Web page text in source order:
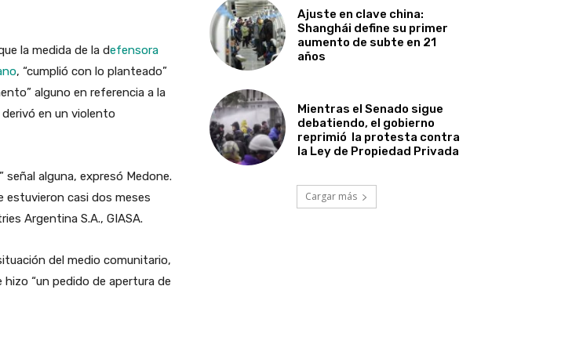
la medida de la defensora
, “cumplió con lo planteado”
alguno en referencia a la
en un violento
alguna, expresó Medone.
estuvieron casi dos meses
Argentina S.A., GIASA.
del medio comunitario,
hizo “un pedido de apertura de
Ajuste en clave china:
Shanghái define su primer
aumento de subte en 21
años
Mientras el Senado sigue
debatiendo, el gobierno
reprimió la protesta contra
la Ley de Propiedad Privada
Cargar más